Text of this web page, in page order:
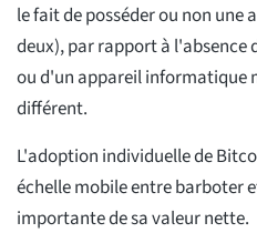
le fait de posséder ou non
deux), par rapport à l'absence
ou d'un appareil informatique
différent.
L'adoption individuelle de
échelle mobile entre barboter
importante de sa valeur nette.